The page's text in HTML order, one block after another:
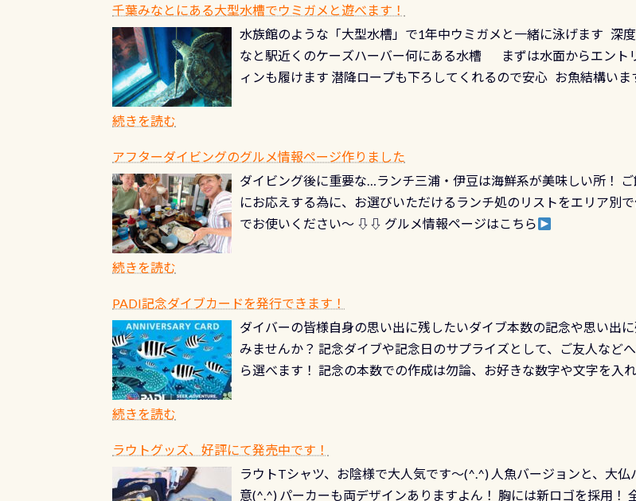
ダウンカレントが発生している箇所などもあり、なかなか海では見
る(流される)のは快感です！ 特別天然記念物「オオサンショウウオ
記念物の「オオサンショウウオ」です 大きなものでは体長1mを超
すが、ここ長良川ではかなりの確立で見ることが出来ます特別天然
終営業日までの発行分 【注意事項】※ PADI Freediver、Mermaid、
やオリジナルカード対象のディスティンクティブ・スペシャルティ
す。 ※ 2026年12月の認定でも、2027年1月以降に発行されるカー
思い出になる ダイビングを始めるきっかけは人それぞれ。でも、「
も、ワクワクが続く60周年限定企画です。コースを修了されたら、
PADIグッズが当たるチャンス 受講したPADIダイブセンター／リゾ
ルくじに参加する
千葉みなとにある大型水槽でウミガメと遊べます！
水族館のような「大型水槽」で1年中ウミガメと一緒に泳げます 深
なと駅近くのケーズハーバー何にある水槽 まずは水面からエント
ィンも履けます 潜降ロープも下ろしてくれるので安心 お魚結構い
楽しみ頂けます 反対側の窓からも見ることが出来るので、付き添い
できます！ かなり楽しめます是非ご参加ください！ 写真撮影の練
にもなりますヨ 料金等、詳しくは 詳細はこちら
続きを読む
アフターダイビングのグルメ情報ページ作りました
ダイビング後に重要な…ランチ三浦・伊豆は海鮮系が美味しい所！
にお応えする為に、お選びいただけるランチ処のリストをエリア別
でお使いください～ ⇩⇩ グルメ情報ページはこちら
続きを読む
PADI記念ダイブカードを発行できます！
ダイバーの皆様自身の思い出に残したいダイブ本数の記念や思い出
みませんか？ 記念ダイブや記念日のサプライズとして、ご友人など
ら選べます！ 記念の本数での作成は勿論、お好きな数字や文字を入
続きを読む
ラウトグッズ、好評にて発売中です！
ラウトTシャツ、お陰様で大人気です～(^.^) 人魚バージョンと、大
意(^.^) パーカーも両デザインありますよん！ 胸には新ロゴを採用